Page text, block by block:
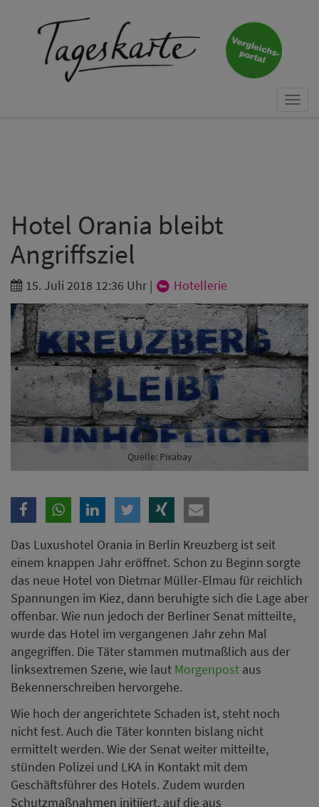
Hotel Orania bleibt
Angriffsziel
15. Juli 2018 12:36 Uhr | Hotellerie
Quelle: Pixabay
Das Luxushotel Orania in Berlin Kreuzberg ist seit
einem knappen Jahr eröffnet. Schon zu Beginn sorgte
das neue Hotel von Dietmar Müller-Elmau für reichlich
Spannungen im Kiez, dann beruhigte sich die Lage aber
offenbar. Wie nun jedoch der Berliner Senat mitteilte,
wurde das Hotel im vergangenen Jahr zehn Mal
angegriffen. Die Täter stammen mutmaßlich aus der
linksextremen Szene, wie laut Morgenpost aus
Bekennerschreiben hervorgehe.
Wie hoch der angerichtete Schaden ist, steht noch
nicht fest. Auch die Täter konnten bislang nicht
ermittelt werden. Wie der Senat weiter mitteilte,
stünden Polizei und LKA in Kontakt mit dem
Geschäftsführer des Hotels. Zudem wurden
Schutzmaßnahmen initiiert, auf die aus
Keine Nachricht mehr
verpassen!
E-Mail*
Branche
Ich möchte folgende Newsletter erhalten
Tageskarte-Newsletter (gegen 8.30 Uhr)
Ich habe dieDatenschutzerklärungzur Kenntnis
Anmelden Danke, heute nicht